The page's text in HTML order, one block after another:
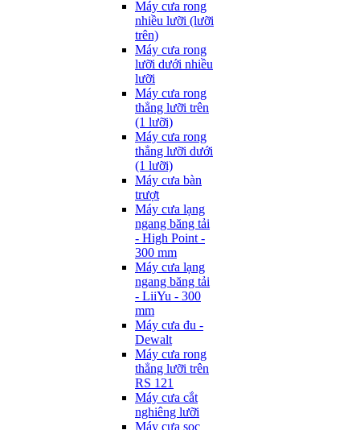
Máy cưa rong
nhiều lưỡi (lưỡi
trên)
Máy cưa rong
lưỡi dưới nhiều
lưỡi
Máy cưa rong
thẳng lưỡi trên
(1 lưỡi)
Máy cưa rong
thẳng lưỡi dưới
(1 lưỡi)
Máy cưa bàn
trượt
Máy cưa lạng
ngang băng tải
- High Point -
300 mm
Máy cưa lạng
ngang băng tải
- LiiYu - 300
mm
Máy cưa đu -
Dewalt
Máy cưa rong
thẳng lưỡi trên
RS 121
Máy cưa cắt
nghiêng lưỡi
Máy cưa sọc